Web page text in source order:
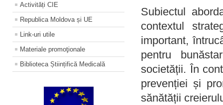
Activități CIE
Republica Moldova și UE
Link-uri utile
Materiale promoţionale
Biblioteca Științifică Medicală
Subiectul
contextul
important,
pentru
societății. În
prevenției și
sănătății